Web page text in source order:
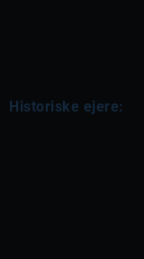
Historiske ejere: